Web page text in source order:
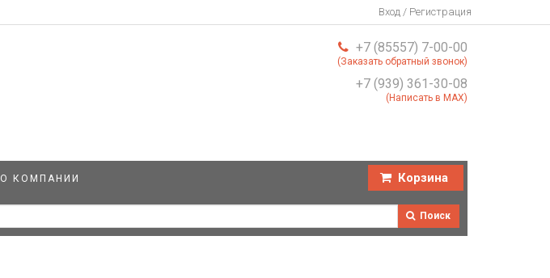
Вход / Регистрация
+7 (85557) 7-00-00
(Заказать обратный звонок)
+7 (939) 361-30-08
(Написать в MAX)
О КОМПАНИИ Корзина
Поиск